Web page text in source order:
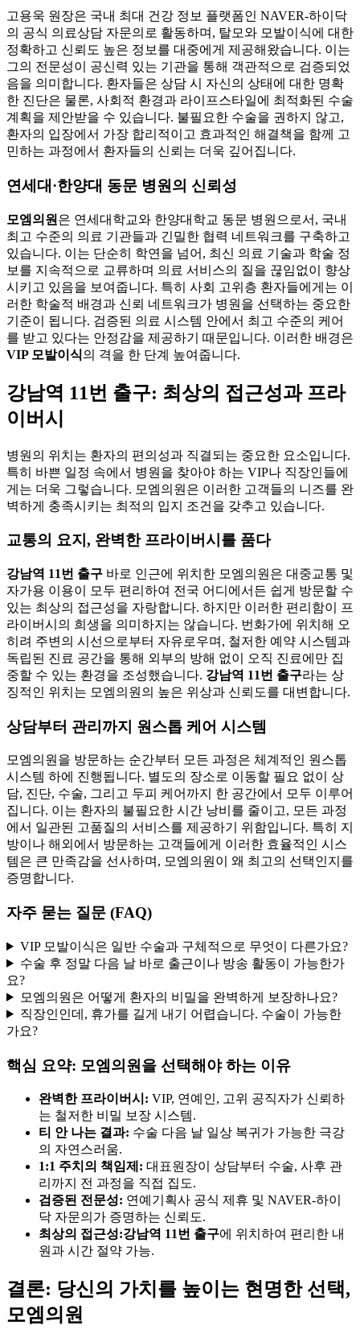
고용욱 원장은 국내 최대 건강 정보 플랫폼인 NAVER-하이닥
의 공식 의료상담 자문의로 활동하며, 탈모와 모발이식에 대한
정확하고 신뢰도 높은 정보를 대중에게 제공해왔습니다. 이는
그의 전문성이 공신력 있는 기관을 통해 객관적으로 검증되었
음을 의미합니다. 환자들은 상담 시 자신의 상태에 대한 명확
한 진단은 물론, 사회적 환경과 라이프스타일에 최적화된 수술
계획을 제안받을 수 있습니다. 불필요한 수술을 권하지 않고,
환자의 입장에서 가장 합리적이고 효과적인 해결책을 함께 고
민하는 과정에서 환자들의 신뢰는 더욱 깊어집니다.
연세대·한양대 동문 병원의 신뢰성
모엠의원 은 연세대학교와 한양대학교 동문 병원으로서, 국내
최고 수준의 의료 기관들과 긴밀한 협력 네트워크를 구축하고
있습니다. 이는 단순히 학연을 넘어, 최신 의료 기술과 학술 정
보를 지속적으로 교류하며 의료 서비스의 질을 끊임없이 향상
시키고 있음을 보여줍니다. 특히 사회 고위층 환자들에게는 이
러한 학술적 배경과 신뢰 네트워크가 병원을 선택하는 중요한
기준이 됩니다. 검증된 의료 시스템 안에서 최고 수준의 케어
를 받고 있다는 안정감을 제공하기 때문입니다. 이러한 배경은
VIP 모발이식의 격을 한 단계 높여줍니다.
강남역 11번 출구: 최상의 접근성과 프라
이버시
병원의 위치는 환자의 편의성과 직결되는 중요한 요소입니다.
특히 바쁜 일정 속에서 병원을 찾아야 하는 VIP나 직장인들에
게는 더욱 그렇습니다. 모엠의원은 이러한 고객들의 니즈를 완
벽하게 충족시키는 최적의 입지 조건을 갖추고 있습니다.
교통의 요지, 완벽한 프라이버시를 품다
강남역 11번 출구 바로 인근에 위치한 모엠의원은 대중교통 및
자가용 이용이 모두 편리하여 전국 어디에서든 쉽게 방문할 수
있는 최상의 접근성을 자랑합니다. 하지만 이러한 편리함이 프
라이버시의 희생을 의미하지는 않습니다. 번화가에 위치해 오
히려 주변의 시선으로부터 자유로우며, 철저한 예약 시스템과
독립된 진료 공간을 통해 외부의 방해 없이 오직 진료에만 집
중할 수 있는 환경을 조성했습니다. 강남역 11번 출구라는 상
징적인 위치는 모엠의원의 높은 위상과 신뢰도를 대변합니다.
상담부터 관리까지 원스톱 케어 시스템
모엠의원을 방문하는 순간부터 모든 과정은 체계적인 원스톱
시스템 하에 진행됩니다. 별도의 장소로 이동할 필요 없이 상
담, 진단, 수술, 그리고 두피 케어까지 한 공간에서 모두 이루어
집니다. 이는 환자의 불필요한 시간 낭비를 줄이고, 모든 과정
에서 일관된 고품질의 서비스를 제공하기 위함입니다. 특히 지
방이나 해외에서 방문하는 고객들에게 이러한 효율적인 시스
템은 큰 만족감을 선사하며, 모엠의원이 왜 최고의 선택인지를
증명합니다.
자주 묻는 질문 (FAQ)
VIP 모발이식은 일반 수술과 구체적으로 무엇이 다른가요?
수술 후 정말 다음 날 바로 출근이나 방송 활동이 가능한가
요?
모엠의원은 어떻게 환자의 비밀을 완벽하게 보장하나요?
직장인인데, 휴가를 길게 내기 어렵습니다. 수술이 가능한
가요?
핵심 요약: 모엠의원을 선택해야 하는 이유
완벽한 프라이버시: VIP, 연예인, 고위 공직자가 신뢰하
는 철저한 비밀 보장 시스템.
티 안 나는 결과: 수술 다음 날 일상 복귀가 가능한 극강
의 자연스러움.
1:1 주치의 책임제: 대표원장이 상담부터 수술, 사후 관
리까지 전 과정을 직접 집도.
검증된 전문성: 연예기획사 공식 제휴 및 NAVER-하이
닥 자문의가 증명하는 신뢰도.
최상의 접근성:강남역 11번 출구에 위치하여 편리한 내
원과 시간 절약 가능.
결론: 당신의 가치를 높이는 현명한 선택,
모엠의원